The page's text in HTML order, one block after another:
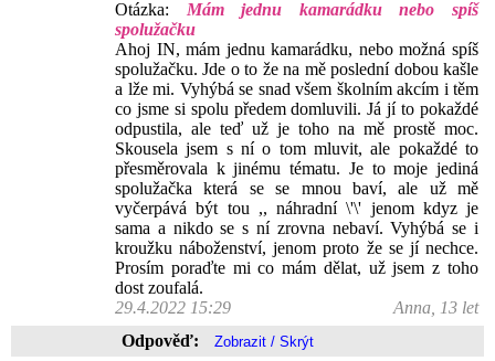
Otázka: Mám jednu kamarádku nebo spíš
spolužačku
Ahoj IN, mám jednu kamarádku, nebo možná spíš
spolužačku. Jde o to že na mě poslední dobou kašle
a lže mi. Vyhýbá se snad všem školním akcím i těm
co jsme si spolu předem domluvili. Já jí to pokaždé
odpustila, ale teď už je toho na mě prostě moc.
Skousela jsem s ní o tom mluvit, ale pokaždé to
přesměrovala k jinému tématu. Je to moje jediná
spolužačka která se se mnou baví, ale už mě
vyčerpává být tou ,, náhradní \'\' jenom kdyz je
sama a nikdo se s ní zrovna nebaví. Vyhýbá se i
kroužku náboženství, jenom proto že se jí nechce.
Prosím poraďte mi co mám dělat, už jsem z toho
dost zoufalá.
29.4.2022 15:29
Anna, 13 let
Odpověď: